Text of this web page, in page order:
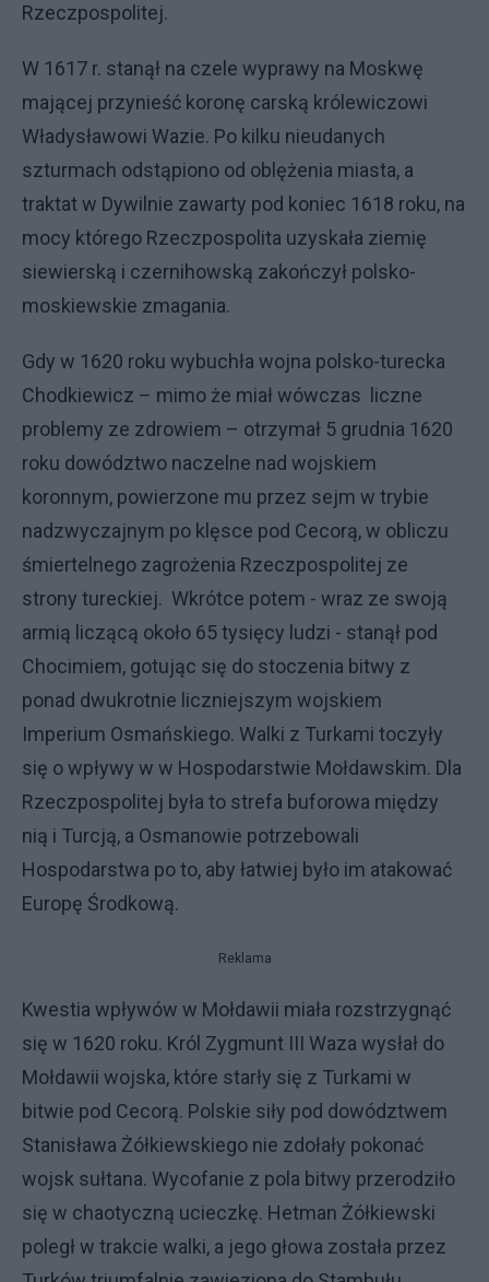
Rzeczpospolitej.
W 1617 r. stanął na czele wyprawy na Moskwę
mającej przynieść koronę carską królewiczowi
Władysławowi Wazie. Po kilku nieudanych
szturmach odstąpiono od oblężenia miasta, a
traktat w Dywilnie zawarty pod koniec 1618 roku, na
mocy którego Rzeczpospolita uzyskała ziemię
siewierską i czernihowską zakończył polsko-
moskiewskie zmagania.
Gdy w 1620 roku wybuchła wojna polsko-turecka
Chodkiewicz – mimo że miał wówczas liczne
problemy ze zdrowiem – otrzymał 5 grudnia 1620
roku dowództwo naczelne nad wojskiem
koronnym, powierzone mu przez sejm w trybie
nadzwyczajnym po klęsce pod Cecorą, w obliczu
śmiertelnego zagrożenia Rzeczpospolitej ze
strony tureckiej. Wkrótce potem - wraz ze swoją
armią liczącą około 65 tysięcy ludzi - stanął pod
Chocimiem, gotując się do stoczenia bitwy z
ponad dwukrotnie liczniejszym wojskiem
Imperium Osmańskiego. Walki z Turkami toczyły
się o wpływy w w Hospodarstwie Mołdawskim. Dla
Rzeczpospolitej była to strefa buforowa między
nią i Turcją, a Osmanowie potrzebowali
Hospodarstwa po to, aby łatwiej było im atakować
Europę Środkową.
Reklama
Kwestia wpływów w Mołdawii miała rozstrzygnąć
się w 1620 roku. Król Zygmunt III Waza wysłał do
Mołdawii wojska, które starły się z Turkami w
bitwie pod Cecorą. Polskie siły pod dowództwem
Stanisława Żółkiewskiego nie zdołały pokonać
wojsk sułtana. Wycofanie z pola bitwy przerodziło
się w chaotyczną ucieczkę. Hetman Żółkiewski
poległ w trakcie walki, a jego głowa została przez